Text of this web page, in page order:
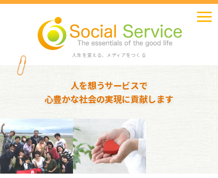
人生を変える、メディアをつくる
人を想うサービスで
心豊かな社会の実現に貢献します